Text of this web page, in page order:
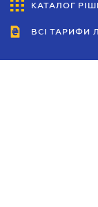
КАТАЛОГ
ВСІ ТАРИФИ